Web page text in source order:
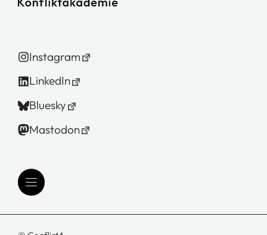
Instagram
LinkedIn
Bluesky
Mastodon